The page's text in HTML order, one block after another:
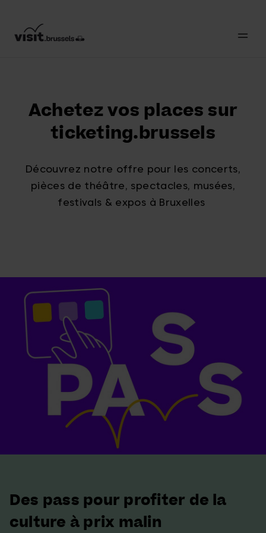
Achetez vos places sur
ticketing.brussels
Découvrez notre offre pour les concerts,
pièces de théâtre, spectacles, musées,
festivals & expos à Bruxelles
Des pass pour profiter de la
culture à prix malin